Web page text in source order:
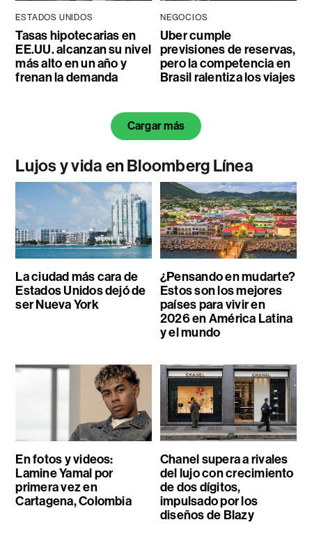
ESTADOS UNIDOS
Tasas hipotecarias en
EE.UU. alcanzan su nivel
más alto en un año y
frenan la demanda
NEGOCIOS
Uber cumple
previsiones de reservas,
pero la competencia en
Brasil ralentiza los viajes
Cargar más
Lujos y vida en Bloomberg Línea
La ciudad más cara de
Estados Unidos dejó de
ser Nueva York
¿Pensando en mudarte?
Estos son los mejores
países para vivir en
2026 en América Latina
y el mundo
En fotos y videos:
Lamine Yamal por
primera vez en
Cartagena, Colombia
Chanel supera a rivales
del lujo con crecimiento
de dos dígitos,
impulsado por los
diseños de Blazy